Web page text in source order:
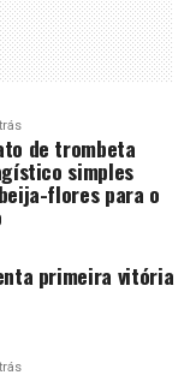
de trombeta
simples
flores para o
primeira vitória